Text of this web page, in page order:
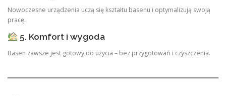
Nowoczesne urządzenia uczą się kształtu basenu i optymalizują swoją
pracę.
5. Komfort i wygoda
Basen zawsze jest gotowy do użycia – bez przygotowań i czyszczenia.